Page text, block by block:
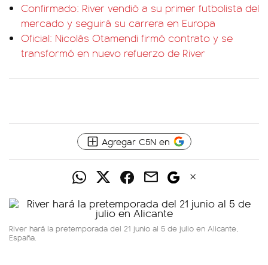
Confirmado: River vendió a su primer futbolista del
mercado y seguirá su carrera en Europa
Oficial: Nicolás Otamendi firmó contrato y se
transformó en nuevo refuerzo de River
Agregar C5N en
River hará la pretemporada del 21 junio al 5 de julio en Alicante,
España.